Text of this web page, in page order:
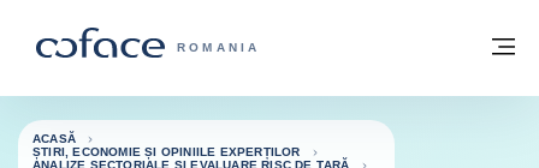
COFACE FOR TRADE - WEBSITE GRUP
ROMANIA
Înapoi la pagina de start
ACASĂ
ȘTIRI, ECONOMIE ȘI OPINIILE EXPERȚILOR
ANALIZE SECTORIALE ȘI EVALUARE RISC DE ȚARĂ